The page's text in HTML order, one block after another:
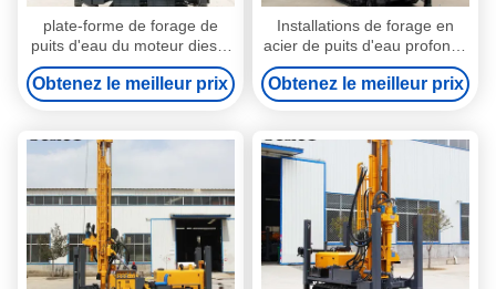
plate-forme de forage de
puits d'eau du moteur diesel
7000kg pour l'exploration
pétrolière
Obtenez le meilleur prix
Installations de forage en
acier de puits d'eau profonde
de chenille avec la haute
performance d'huile de
moteur diesel
Obtenez le meilleur prix